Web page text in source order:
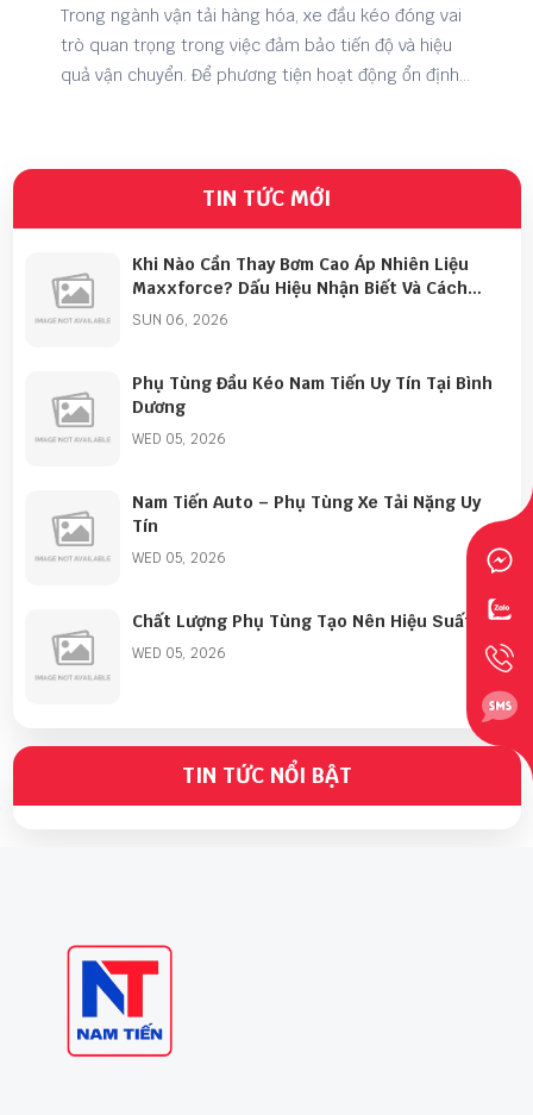
Trong ngành vận tải hàng hóa, xe đầu kéo đóng vai
trò quan trọng trong việc đảm bảo tiến độ và hiệu
quả vận chuyển. Để phương tiện hoạt động ổn định
Auto tự hào là đơn vị chuyên cung cấp phụ tùng
đầu kéo uy tín tại Bình Dương, đáp ứng đa dạng nhu
cầu sửa chữa và bảo dưỡng cho khách hàng cá
nhân lẫn doanh nghiệp vận tải.
TIN TỨC MỚI
Khi Nào Cần Thay Bơm Cao Áp Nhiên Liệu
Maxxforce? Dấu Hiệu Nhận Biết Và Cách
Khắc Phục
SUN 06, 2026
Phụ Tùng Đầu Kéo Nam Tiến Uy Tín Tại Bình
Dương
WED 05, 2026
Nam Tiến Auto – Phụ Tùng Xe Tải Nặng Uy
Tín
WED 05, 2026
Chất Lượng Phụ Tùng Tạo Nên Hiệu Suất
WED 05, 2026
WED 05, 2026TIN TỨC NỔI BẬT